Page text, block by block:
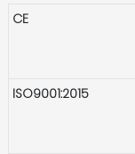
CE
ISO9001:2015